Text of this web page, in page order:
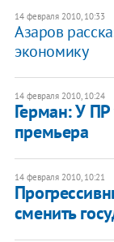
14 февраля 2010, 10:33
Азаров
экономику
14 февраля 2010, 10:24
Герман: У
премьера
14 февраля 2010, 10:21
сменить